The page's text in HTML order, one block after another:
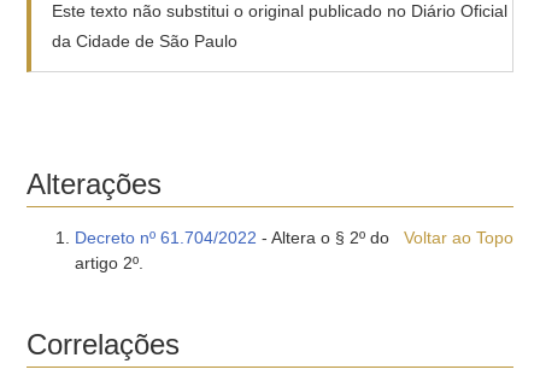
Este texto não substitui o original publicado no Diário Oficial
da Cidade de São Paulo
Alterações
Voltar ao Topo
Decreto nº 61.704/2022 - Altera o § 2º do
artigo 2º.
Correlações